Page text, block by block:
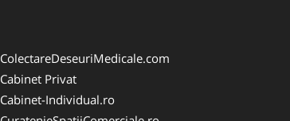
ColectareDeseuriMedicale.com
Cabinet Privat
Cabinet-Individual.ro